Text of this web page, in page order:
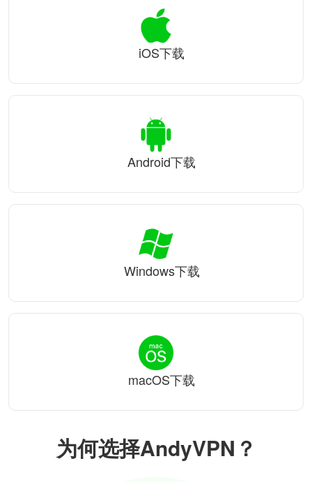
为何选择AndyVPN？
iOS下载
Android下载
Windows下载
macOS下载